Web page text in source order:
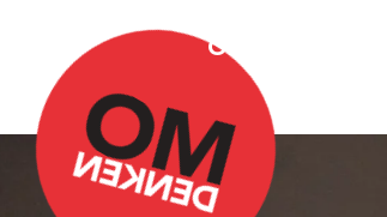
Over Omdenken